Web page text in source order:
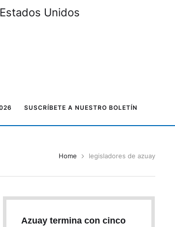
Unidos
SUSCRÍBETE A NUESTRO BOLETÍN
Home legisladores de azuay
Azuay termina con cinco